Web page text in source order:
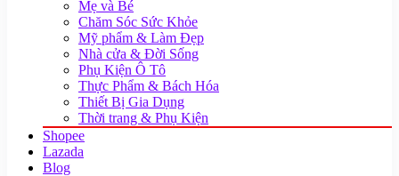
Mẹ và Bé
Chăm Sóc Sức Khỏe
Mỹ phẩm & Làm Đẹp
Nhà cửa & Đời Sống
Phụ Kiện Ô Tô
Thực Phẩm & Bách Hóa
Thiết Bị Gia Dụng
Thời trang & Phụ Kiện
Shopee
Lazada
Blog